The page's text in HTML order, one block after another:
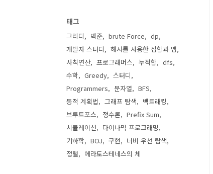
태그
그리디 백준 brute Force
dp
개발자 스터디
해시를 사용한 집합과 맵
사칙연산
프로그래머스 누적합
dfs
수학
Greedy
스터디
Programmers
문자열
BFS
동적 계획법
그래프 탐색
백트래킹
브루트포스
정수론
Prefix Sum
시뮬레이션
다이나믹 프로그래밍
기하학
BOJ 구현
너비 우선 탐색
정렬
에라토스테네스의 체